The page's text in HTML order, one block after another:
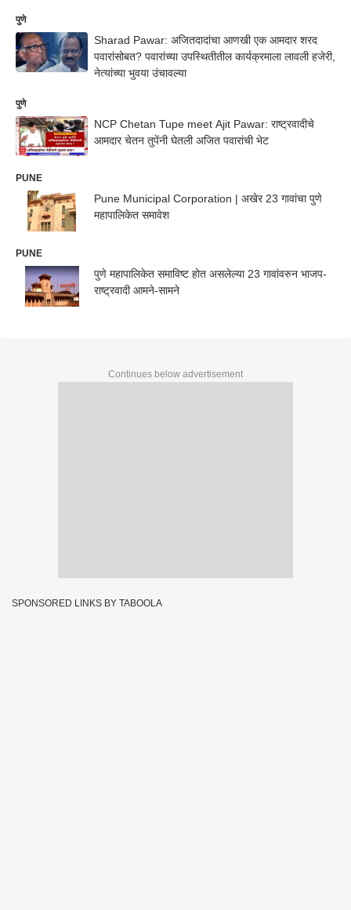
पुणे
Sharad Pawar: अजितदादांचा आणखी एक आमदार शरद
पवारांसोबत? पवारांच्या उपस्थितीतील कार्यक्रमाला लावली हजेरी,
नेत्यांच्या भुवया उंचावल्या
पुणे
NCP Chetan Tupe meet Ajit Pawar: राष्ट्रवादीचे
आमदार चेतन तुपेंनी घेतली अजित पवारांची भेट
PUNE
Pune Municipal Corporation | अखेर 23 गावांचा पुणे
महापालिकेत समावेश
PUNE
पुणे महापालिकेत समाविष्ट होत असलेल्या 23 गावांवरुन भाजप-
राष्ट्रवादी आमने-सामने
Continues below advertisement
SPONSORED LINKS BY TABOOLA